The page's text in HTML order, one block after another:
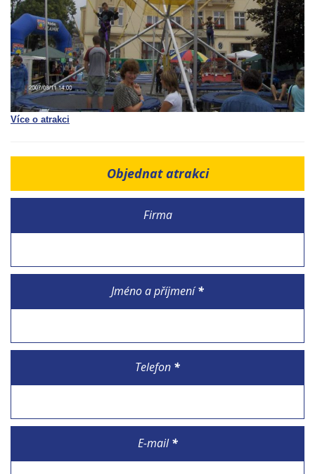
Více o atrakci
Objednat atrakci
Firma
Jméno a příjmení*
Telefon *
E-mail*